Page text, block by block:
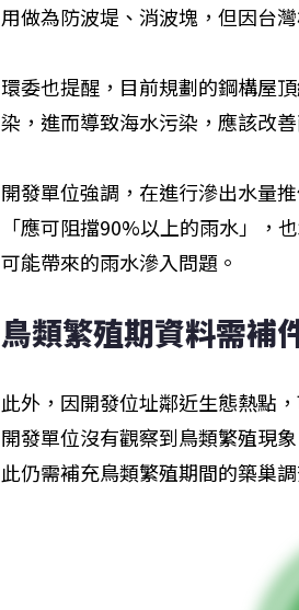
用做為防波堤、消波塊，但因台
環委也提醒，目前規劃的鋼構屋
染，進而導致海水污染，應該改
開發單位強調，在進行滲出水量
「應可阻擋90%以上的雨水」，
可能帶來的雨水滲入問題。
鳥類繁殖期資料需補
此外，因開發位址鄰近生態熱點
開發單位沒有觀察到鳥類繁殖現
此仍需補充鳥類繁殖期間的築巢調